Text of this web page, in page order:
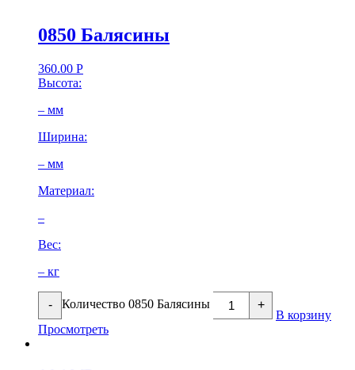
0850 Балясины
360.00 Р
Высота:
– мм
Ширина:
– мм
Материал:
–
Вес:
– кг
- Количество 0850 Балясины +
В корзину
Просмотреть